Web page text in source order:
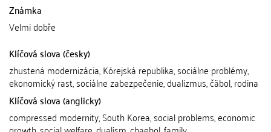
Známka
Velmi dobře
Klíčová slova (česky)
zhustená modernizácia, Kórejská republika, sociálne problémy,
ekonomický rast, sociálne zabezpečenie, dualizmus, čäbol, rodina
Klíčová slova (anglicky)
compressed modernity, South Korea, social problems, economic